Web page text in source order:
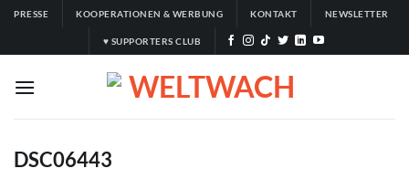
Zum
springen
PRESSE KOOPERATIONEN & WERBUNG KONTAKT NEWSLETTER
♥ SUPPORTERS CLUB
DSC06443